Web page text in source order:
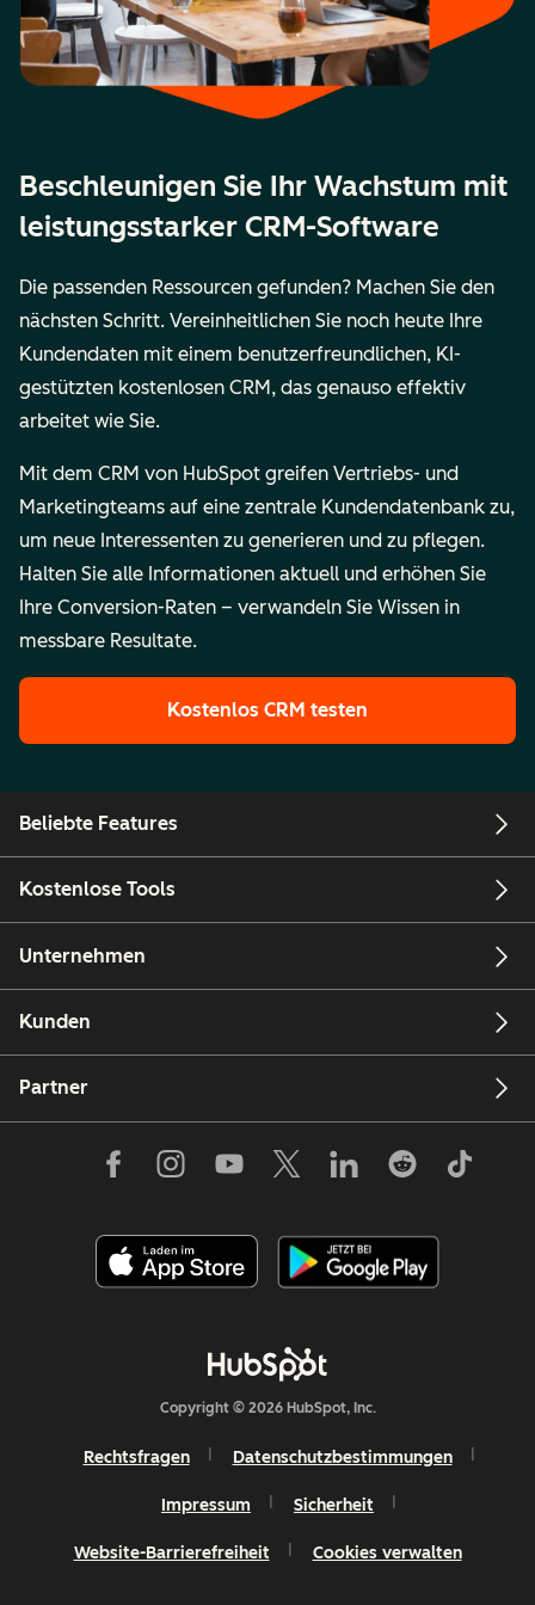
Beschleunigen Sie Ihr Wachstum mit
leistungsstarker CRM-Software
Die passenden Ressourcen gefunden? Machen Sie den
nächsten Schritt. Vereinheitlichen Sie noch heute Ihre
Kundendaten mit einem benutzerfreundlichen, KI-
gestützten kostenlosen CRM, das genauso effektiv
arbeitet wie Sie.
Mit dem CRM von HubSpot greifen Vertriebs- und
Marketingteams auf eine zentrale Kundendatenbank zu,
um neue Interessenten zu generieren und zu pflegen.
Halten Sie alle Informationen aktuell und erhöhen Sie
Ihre Conversion-Raten – verwandeln Sie Wissen in
messbare Resultate.
Kostenlos CRM testen
Beliebte Features
Kostenlose Tools
Unternehmen
Kunden
Partner
Copyright © 2026 HubSpot, Inc.
Rechtsfragen Datenschutzbestimmungen
Impressum Sicherheit
Website-Barrierefreiheit Cookies verwalten